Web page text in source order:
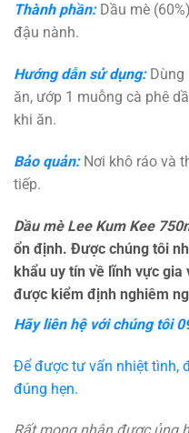
Thành phần:Dầu mè
đậu nành.
Hướng dẫn sử dụng:Dùng
ăn, ướp 1 muỗng cà phê
khi ăn.
Bảo quản:Nơi khô ráo và
tiếp.
Dầu mè Lee Kum Kee
ổn định. Được chúng tôi
khẩu uy tín về lĩnh vực
được kiểm định nghiêm
Hãy liên hệ với chúng tôi
Để được tư vấn nhiệt tình,
đúng hẹn.